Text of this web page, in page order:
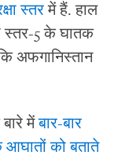
स्तरमें हैं. हाल
स्तर-5 के घातक
अफगानिस्तान
मेंबार-बार
को बताते